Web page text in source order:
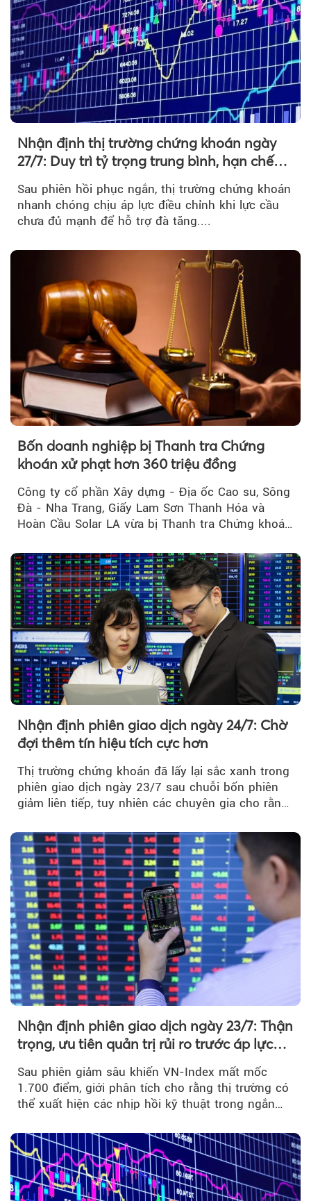
Nhận định thị trường chứng khoán ngày
27/7: Duy trì tỷ trọng trung bình, hạn chế
Sau phiên hồi phục ngắn, thị trường chứng khoán
nhanh chóng chịu áp lực điều chỉnh khi lực cầu
chưa đủ mạnh để hỗ trợ đà tăng....
Bốn doanh nghiệp bị Thanh tra Chứng
khoán xử phạt hơn 360 triệu đồng
Công ty cổ phần Xây dựng - Địa ốc Cao su, Sông
Đà - Nha Trang, Giấy Lam Sơn Thanh Hóa và
Hoàn Cầu Solar LA vừa bị Thanh tra Chứng khoán
do vi phạm quy định về công bố thông tin trên
thị trường chứng khoán.
Nhận định phiên giao dịch ngày 24/7: Chờ
đợi thêm tín hiệu tích cực hơn
Thị trường chứng khoán đã lấy lại sắc xanh trong
phiên giao dịch ngày 23/7 sau chuỗi bốn phiên
giảm liên tiếp, tuy nhiên các chuyên gia cho rằng
Nhận định phiên giao dịch ngày 23/7: Thận
trọng, ưu tiên quản trị rủi ro trước áp lực
Sau phiên giảm sâu khiến VN-Index mất mốc
1.700 điểm, giới phân tích cho rằng thị trường có
thể xuất hiện các nhịp hồi kỹ thuật trong ngắn